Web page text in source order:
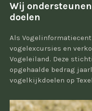
Wij
doelen
Als
vogelexcursies en
Vogeleiland. Deze
opgehaalde bedrag
vogelkijkdoelen op